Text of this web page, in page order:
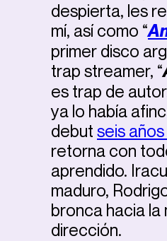
despierta, les
mí, así como “
primer disco
trap streamer, “
es trap de
ya lo había
debut seis
retorna con
aprendido.
maduro,
bronca hacia la
dirección.